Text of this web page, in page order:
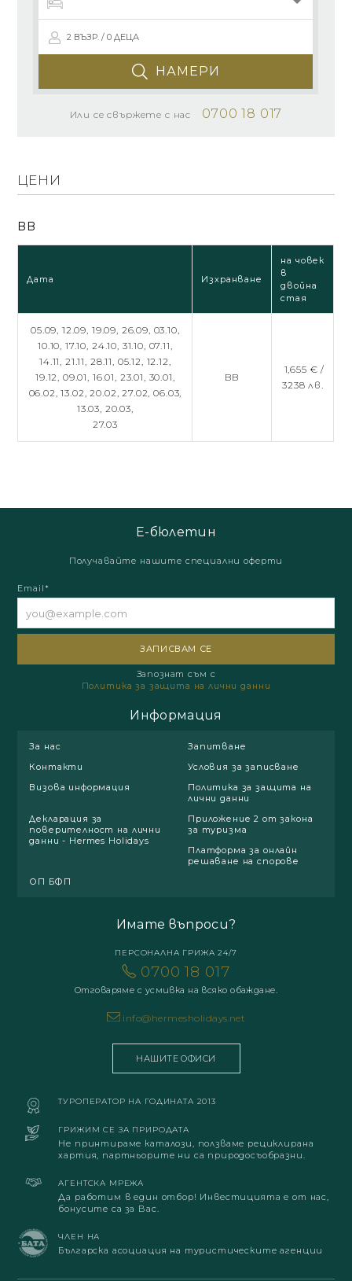
2 ВЪЗР. / 0 ДЕЦА
НАМЕРИ
Или се свържете с нас 0700 18 017
ЦЕНИ
BB
Дата Изхранване
на човек
в
двойна
стая
05.09, 12.09, 19.09, 26.09, 03.10,
10.10, 17.10, 24.10, 31.10, 07.11,
14.11, 21.11, 28.11, 05.12, 12.12,
19.12, 09.01, 16.01, 23.01, 30.01,
06.02,13.02,20.02,27.02,06.03,
13.03, 20.03,
27.03
BB
1,655 € /
3238 лв.
Е-бюлетин
Получавайте нашите специални оферти
Email*
Запознат съм с
Политика за защита на лични данни
Информация
За нас
Запитване
Контакти
Условия за записване
Визова информация
Политика за защита на
лични данни
Декларация за
поверителност на лични
данни - Hermes Holidays
Приложение 2 от закона
за туризма
Платформа за онлайн
решаване на спорове
ОП БФП
Имате въпроси?
ПЕРСОНАЛНА ГРИЖА 24/7
0700 18 017
Отговаряме с усмивка на всяко обаждане.
info@hermesholidays.net
НАШИТЕ ОФИСИ
ТУРОПЕРАТОР НА ГОДИНАТА 2013
ГРИЖИМ СЕ ЗА ПРИРОДАТА
Не принтираме каталози, ползваме рециклирана
хартия, партньорите ни са природосъобразни.
АГЕНТСКА МРЕЖА
Да работим в един отбор! Инвестицията е от нас,
бонусите са за Вас.
ЧЛЕН НА
Българска асоциация на туристическите агенции